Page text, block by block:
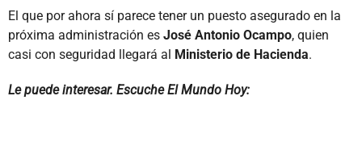
El que por ahora sí parece tener un puesto asegurado en la
próxima administración es José Antonio Ocampo, quien
casi con seguridad llegará al Ministerio de Hacienda.
Le puede interesar. Escuche El Mundo Hoy: